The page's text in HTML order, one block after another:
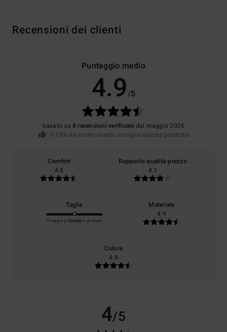
Recensioni dei clienti
Punteggio medio
4.9/5
basato su 8 recensioni verificate dal maggio 2026
Il 75% dei nostri clienti consiglia questo prodotto
Comfort
4.8
Rapporto qualità-prezzo
4.1
Taglia
Troppo piccoloTroppo grande
Materiale
4.9
Colore
4.9
4/5